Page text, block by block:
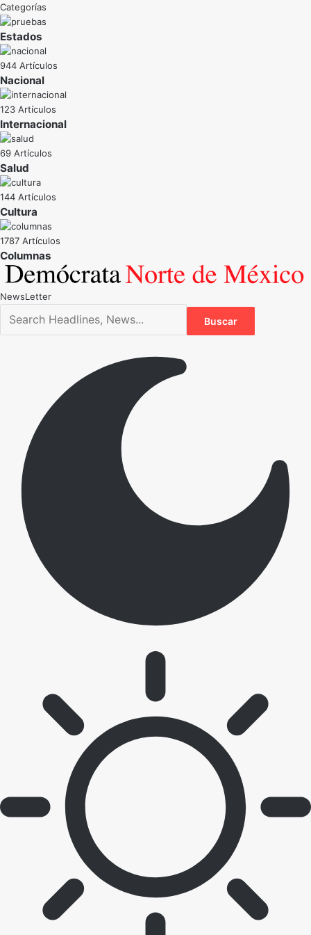
Categorías
Estados
944 Artículos
Nacional
123 Artículos
Internacional
69 Artículos
Salud
144 Artículos
Cultura
1787 Artículos
NewsLetter